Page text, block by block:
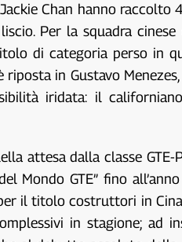
Chan hanno
Per la squadra
di categoria perso in
in Gustavo
iridata: il
attesa dalla classe
Mondo GTE” fino
il titolo costruttori in
in stagione; ad